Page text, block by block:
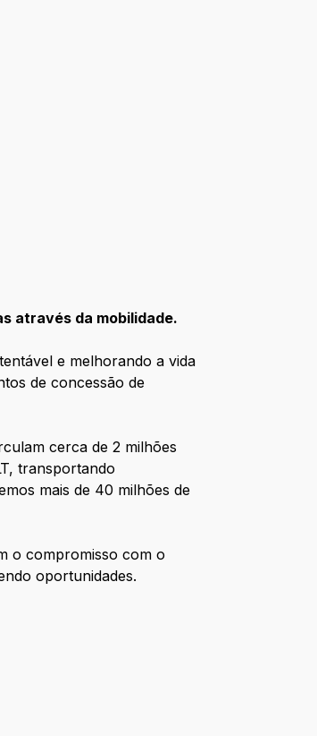
através da mobilidade.
e melhorando a vida
de concessão de
cerca de 2 milhões
transportando
mais de 40 milhões de
o compromisso com o
oportunidades.